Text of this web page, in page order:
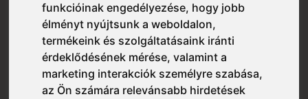
funkcióinak engedélyezése, hogy jobb
élményt nyújtsunk a weboldalon,
termékeink és szolgáltatásaink iránti
érdeklődésének mérése, valamint a
marketing interakciók személyre szabása,
az Ön számára relevánsabb hirdetések
RG1032 fólia alkarvédő